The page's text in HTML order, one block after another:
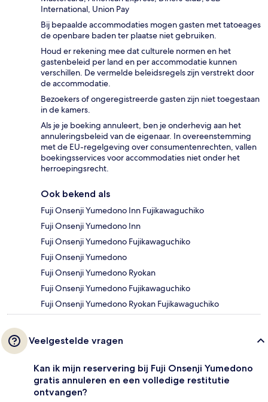
International, Union Pay
Bij bepaalde accommodaties mogen gasten met tatoeages
de openbare baden ter plaatse niet gebruiken.
Houd er rekening mee dat culturele normen en het
gastenbeleid per land en per accommodatie kunnen
verschillen. De vermelde beleidsregels zijn verstrekt door
de accommodatie.
Bezoekers of ongeregistreerde gasten zijn niet toegestaan
in de kamers.
Als je je boeking annuleert, ben je onderhevig aan het
annuleringsbeleid van de eigenaar. In overeenstemming
met de EU-regelgeving over consumentenrechten, vallen
boekingsservices voor accommodaties niet onder het
herroepingsrecht.
Ook bekend als
Fuji Onsenji Yumedono Inn Fujikawaguchiko
Fuji Onsenji Yumedono Inn
Fuji Onsenji Yumedono Fujikawaguchiko
Fuji Onsenji Yumedono
Fuji Onsenji Yumedono Ryokan
Fuji Onsenji Yumedono Fujikawaguchiko
Fuji Onsenji Yumedono Ryokan Fujikawaguchiko
Veelgestelde vragen
Kan ik mijn reservering bij Fuji Onsenji Yumedono
gratis annuleren en een volledige restitutie
ontvangen?